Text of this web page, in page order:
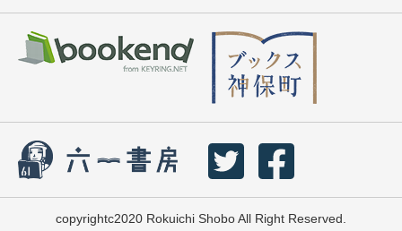
copyrightc2020 Rokuichi Shobo All Right Reserved.